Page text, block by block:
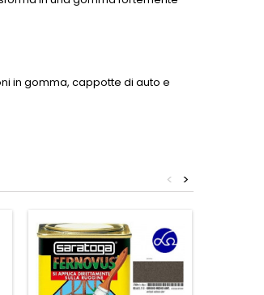
in gomma, cappotte di auto e
>
<